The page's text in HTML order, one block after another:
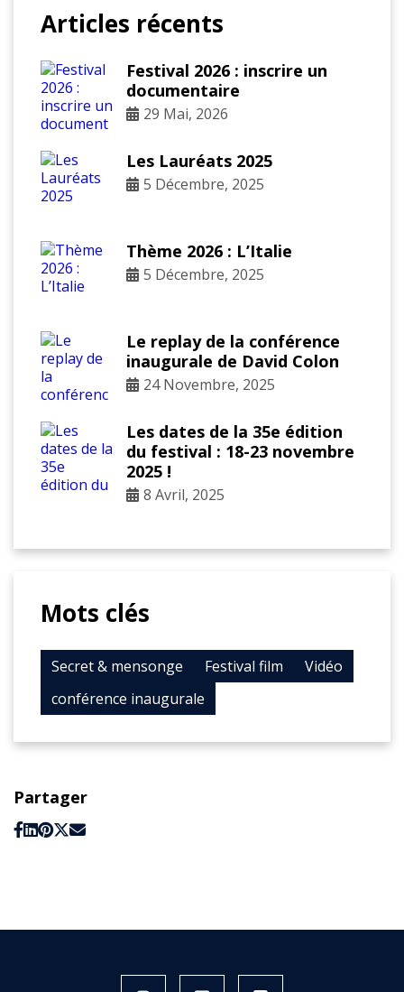
Articles récents
Festival 2026 : inscrire un
documentaire
29 Mai, 2026
Les Lauréats 2025
5 Décembre, 2025
Thème 2026 : L’Italie
5 Décembre, 2025
Le replay de la conférence
inaugurale de David Colon
24 Novembre, 2025
Les dates de la 35e édition
du festival : 18-23 novembre
2025 !
8 Avril, 2025
Mots clés
Secret & mensonge Festival film
Vidéo
conférence inaugurale
Partager